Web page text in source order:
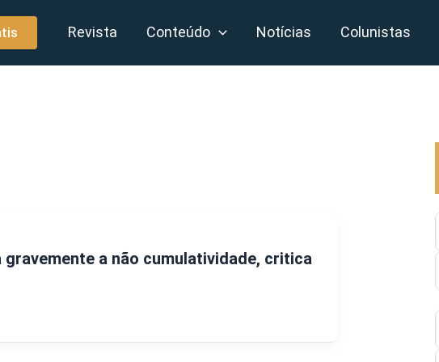
Revista Conteúdo Notícias Colunistas
a não cumulatividade, critica